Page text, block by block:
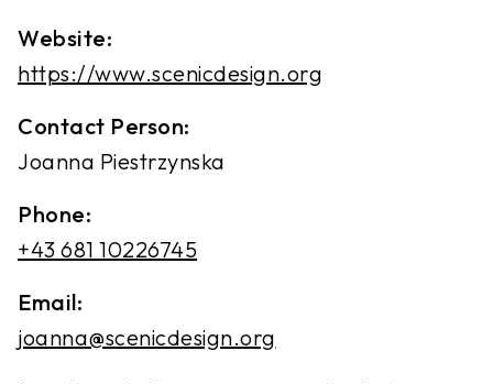
Website:
https://www.scenicdesign.org
Contact Person:
Joanna Piestrzynska
Phone:
+43 681 10226745
Email:
joanna@scenicdesign.org